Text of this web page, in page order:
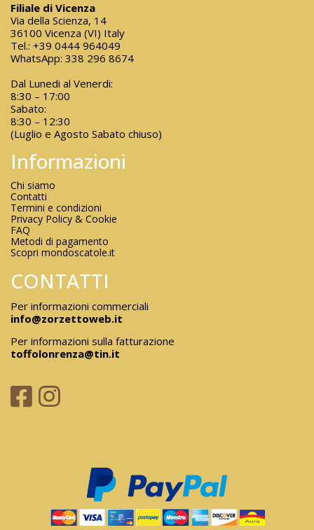
Filiale di Vicenza
Via della Scienza, 14
36100 Vicenza (VI) Italy
Tel.: +39 0444 964049
WhatsApp: 338 296 8674
Dal Lunedi al Venerdi:
8:30 – 17:00
Sabato:
8:30 – 12:30
(Luglio e Agosto Sabato chiuso)
Informazioni
Chi siamo
Contatti
Termini e condizioni
Privacy Policy & Cookie
FAQ
Metodi di pagamento
Scopri mondoscatole.it
CONTATTI
Per informazioni commerciali
info@zorzettoweb.it
Per informazioni sulla fatturazione
toffolonrenza@tin.it